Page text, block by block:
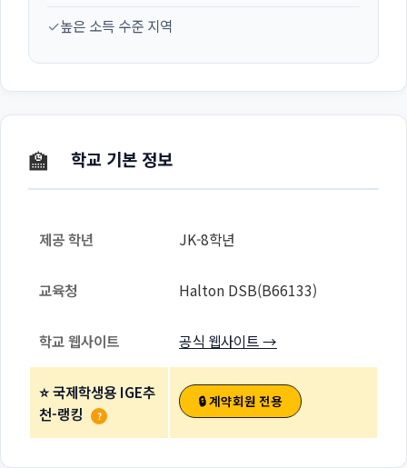
✓높은 소득 수준 지역
🏫 학교 기본 정보
제공 학년 JK-8학년
교육청 Halton DSB(B66133)
학교 웹사이트 공식 웹사이트 →
⭐ 국제학생용 IGE추
천-랭킹
?
🔒 계약회원 전용